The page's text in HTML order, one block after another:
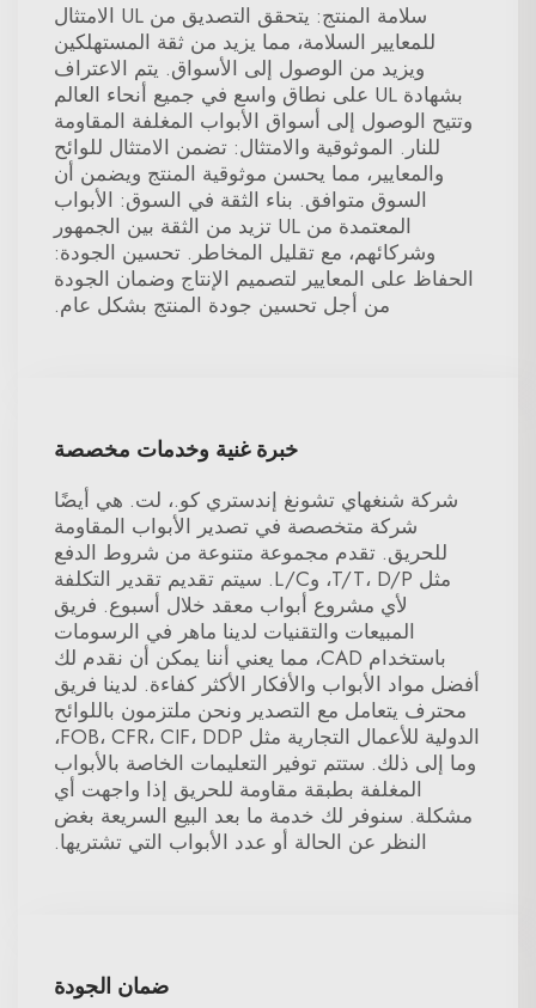
سلامة المنتج: يتحقق التصديق من UL الامتثال
للمعايير السلامة، مما يزيد من ثقة المستهلكين
ويزيد من الوصول إلى الأسواق. يتم الاعتراف
بشهادة UL على نطاق واسع في جميع أنحاء العالم
وتتيح الوصول إلى أسواق الأبواب المغلفة المقاومة
للنار. الموثوقية والامتثال: تضمن الامتثال للوائح
والمعايير، مما يحسن موثوقية المنتج ويضمن أن
السوق متوافق. بناء الثقة في السوق: الأبواب
المعتمدة من UL تزيد من الثقة بين الجمهور
وشركائهم، مع تقليل المخاطر. تحسين الجودة:
الحفاظ على المعايير لتصميم الإنتاج وضمان الجودة
من أجل تحسين جودة المنتج بشكل عام.
خبرة غنية وخدمات مخصصة
شركة شنغهاي تشونغ إندستري كو.، لت. هي أيضًا
شركة متخصصة في تصدير الأبواب المقاومة
للحريق. تقدم مجموعة متنوعة من شروط الدفع
مثل T/T، D/P، وL/C. سيتم تقديم تقدير التكلفة
لأي مشروع أبواب معقد خلال أسبوع. فريق
المبيعات والتقنيات لدينا ماهر في الرسومات
باستخدام CAD، مما يعني أننا يمكن أن نقدم لك
أفضل مواد الأبواب والأفكار الأكثر كفاءة. لدينا فريق
محترف يتعامل مع التصدير ونحن ملتزمون باللوائح
الدولية للأعمال التجارية مثل FOB، CFR، CIF، DDP،
وما إلى ذلك. ستتم توفير التعليمات الخاصة بالأبواب
المغلفة بطبقة مقاومة للحريق إذا واجهت أي
مشكلة. سنوفر لك خدمة ما بعد البيع السريعة بغض
النظر عن الحالة أو عدد الأبواب التي تشتريها.
ضمان الجودة